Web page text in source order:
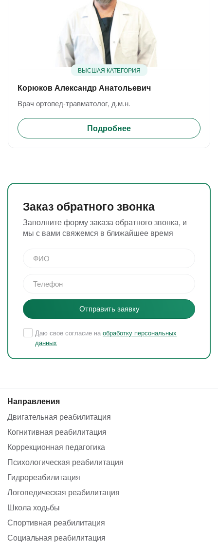
ВЫСШАЯ КАТЕГОРИЯ
Корюков Александр Анатольевич
Врач ортопед-травматолог, д.м.н.
Подробнее
Заказ обратного звонка
Заполните форму заказа обратного звонка, и
мы с вами свяжемся в ближайшее время
Отправить заявку
Даю свое согласие на обработку персональных
данных
Направления
Двигательная реабилитация
Когнитивная реабилитация
Коррекционная педагогика
Психологическая реабилитация
Гидрореабилитация
Логопедическая реабилитация
Школа ходьбы
Спортивная реабилитация
Социальная реабилитация